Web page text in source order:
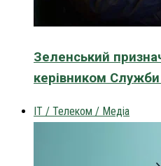
Зеленський
керівником Служби
IT / Телеком / Медіа